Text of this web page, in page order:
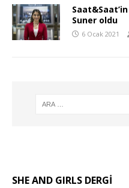
Suner oldu
6 Ocak 2021
SHE AND GIRLS DERGİ